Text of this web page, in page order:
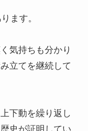
ます。
気持ちも分かり
立てを継続して
下動を繰り返し